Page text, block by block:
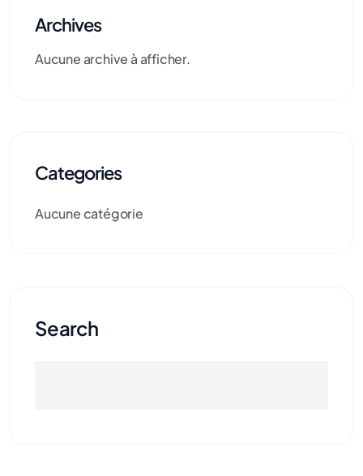
Archives
Aucune archive à afficher.
Categories
Aucune catégorie
Search